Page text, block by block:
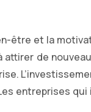
être et la
de
entreprises